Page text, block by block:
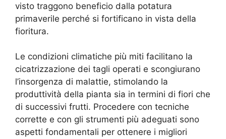
visto traggono beneficio dalla potatura
primaverile perché si fortificano in vista della
fioritura.
Le condizioni climatiche più miti facilitano la
cicatrizzazione dei tagli operati e scongiurano
l’insorgenza di malattie, stimolando la
produttività della pianta sia in termini di fiori che
di successivi frutti. Procedere con tecniche
corrette e con gli strumenti più adeguati sono
aspetti fondamentali per ottenere i migliori